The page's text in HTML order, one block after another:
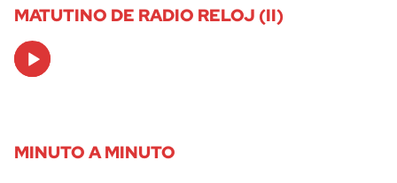
MATUTINO DE RADIO RELOJ (II)
Audio
Player
MINUTO A MINUTO